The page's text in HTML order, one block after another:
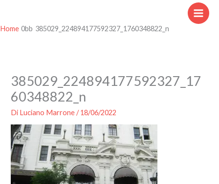
contenuto
Home 385029_224894177592327_1760348822_n
385029_224894177592327_17
60348822_n
Di Luciano Marrone/18/06/2022